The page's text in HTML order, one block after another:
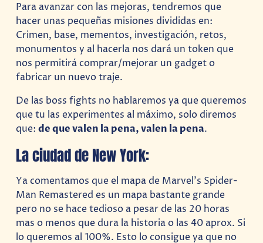
Para avanzar con las mejoras, tendremos que
hacer unas pequeñas misiones divididas en:
Crimen, base, mementos, investigación, retos,
monumentos y al hacerla nos dará un token que
nos permitirá comprar/mejorar un gadget o
fabricar un nuevo traje.
De las boss fights no hablaremos ya que queremos
que tu las experimentes al máximo, solo diremos
que:de que valen la pena, valen la pena.
La ciudad de New York:
Ya comentamos que el mapa de Marvel’s Spider-
Man Remastered es un mapa bastante grande
pero no se hace tedioso a pesar de las 20 horas
mas o menos que dura la historia o las 40 aprox. Si
lo queremos al 100%. Esto lo consigue ya que no